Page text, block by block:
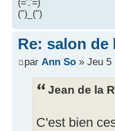
(='.'=)
(")_(")
Re: salon de
par Ann So » Jeu 5
Jean de la
C'est bien